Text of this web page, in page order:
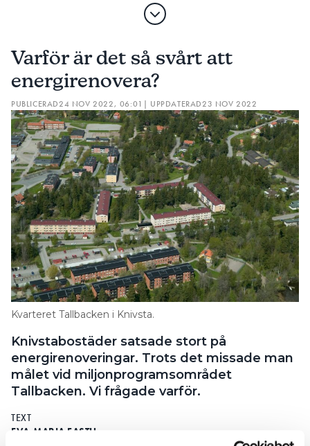
Varför är det så svårt att
energirenovera?
PUBLICERAD24 NOV 2022, 06:01 | UPPDATERAD23 NOV 2022
Kvarteret Tallbacken i Knivsta.
Knivstabostäder satsade stort på
energirenoveringar. Trots det missade man
målet vid miljonprogramsområdet
Tallbacken. Vi frågade varför.
TEXT
EVA-MARIA FASTH